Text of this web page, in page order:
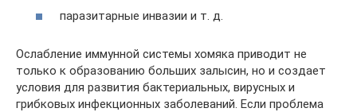
паразитарные инвазии и т. д.
Ослабление иммунной системы хомяка приводит не
только к образованию больших залысин, но и создает
условия для развития бактериальных, вирусных и
грибковых инфекционных заболеваний. Если проблема